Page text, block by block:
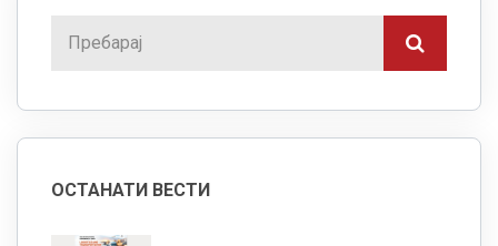
ОСТАНАТИ ВЕСТИ